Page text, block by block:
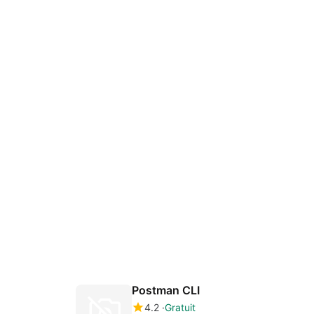
Postman CLI
4.2 Gratuit